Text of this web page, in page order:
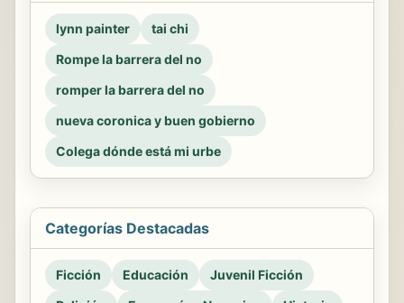
lynn painter
tai chi
Rompe la barrera del no
romper la barrera del no
nueva coronica y buen gobierno
Colega dónde está mi urbe
Categorías Destacadas
Ficción Educación
Juvenil Ficción